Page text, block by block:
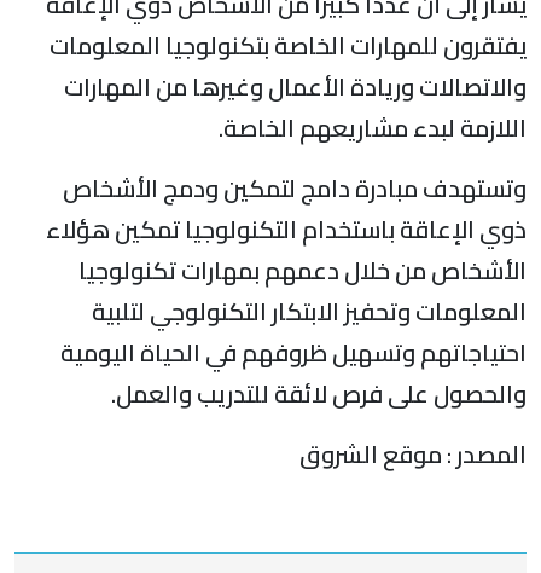
يفتقرون للمهارات الخاصة بتكنولوجيا المعلومات
والاتصالات وريادة الأعمال وغيرها من المهارات
اللازمة لبدء مشاريعهم الخاصة.
وتستهدف مبادرة دامج لتمكين ودمج الأشخاص
ذوي الإعاقة باستخدام التكنولوجيا تمكين هؤلاء
الأشخاص من خلال دعمهم بمهارات تكنولوجيا
المعلومات وتحفيز الابتكار التكنولوجي لتلبية
احتياجاتهم وتسهيل ظروفهم في الحياة اليومية
والحصول على فرص لائقة للتدريب والعمل.
المصدر : موقع الشروق